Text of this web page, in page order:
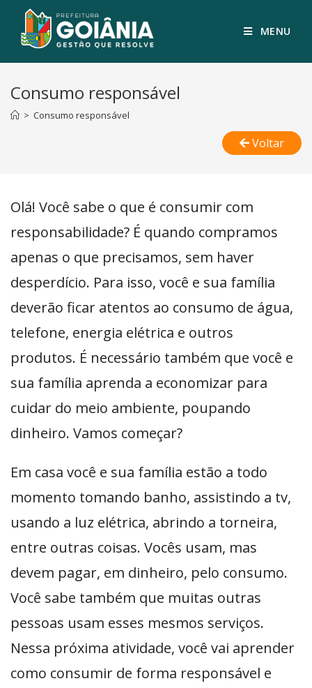
MENU
Consumo responsável
> Consumo responsável
Voltar
Olá! Você sabe o que é consumir com
responsabilidade? É quando compramos
apenas o que precisamos, sem haver
desperdício. Para isso, você e sua família
deverão ficar atentos ao consumo de água,
telefone, energia elétrica e outros
produtos. É necessário também que você e
sua família aprenda a economizar para
cuidar do meio ambiente, poupando
dinheiro. Vamos começar?
Em casa você e sua família estão a todo
momento tomando banho, assistindo a tv,
usando a luz elétrica, abrindo a torneira,
entre outras coisas. Vocês usam, mas
devem pagar, em dinheiro, pelo consumo.
Você sabe também que muitas outras
pessoas usam esses mesmos serviços.
Nessa próxima atividade, você vai aprender
como consumir de forma responsável e